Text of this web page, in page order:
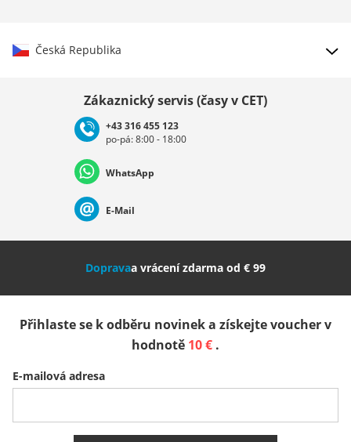
Česká Republika
Deutschland Österreich
Nederland Italia (Italiano) Italien (Deutsch)
Slovenija
Belgique (Français) Danmark Norge
Všechny země
Zákaznický servis (časy v CET)
+43 316 455 123
po-pá: 8:00 - 18:00
WhatsApp
E-Mail
Dopravaa vrácení zdarma od € 99
Přihlaste se k odběru novinek a získejte voucher v
hodnotě 10 € .
E-mailová adresa